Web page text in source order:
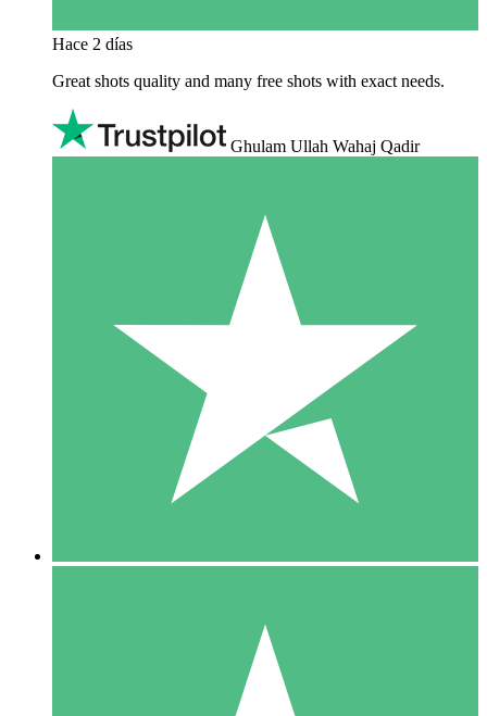
Hace 2 días
Great shots quality and many free shots with exact needs.
Ghulam Ullah Wahaj Qadir